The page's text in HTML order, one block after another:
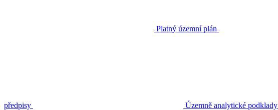
Platný územní plán
předpisy Územně analytické podklady